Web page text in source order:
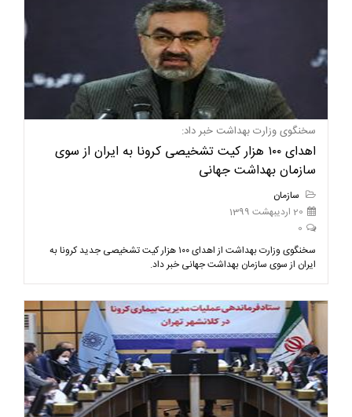
سخنگوی وزارت بهداشت خبر داد:
اهدای ۱۰۰ هزار کیت تشخیصی کرونا به ایران از سوی
سازمان بهداشت جهانی
سازمان
20 اردیبهشت 1399
0
سخنگوی وزارت بهداشت از اهدای ۱۰۰ هزار کیت تشخیصی جدید کرونا به
ایران از سوی سازمان بهداشت جهانی خبر داد.